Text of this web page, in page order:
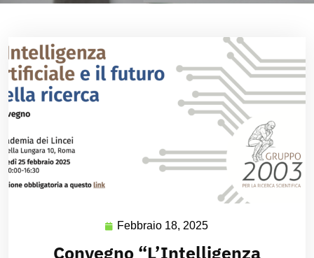
Febbraio 18, 2025
Convegno “L’Intelligenza